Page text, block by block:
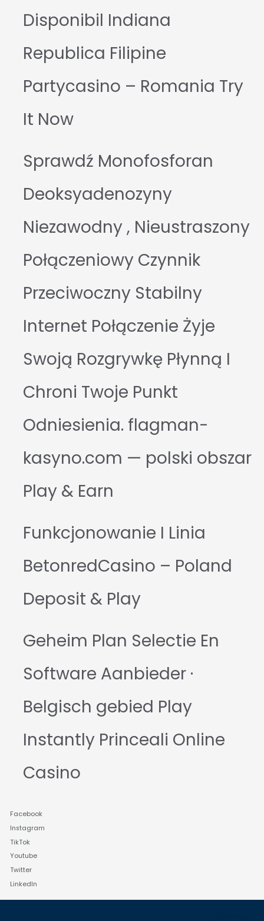
Disponibil Indiana
Republica Filipine
Partycasino – Romania Try
It Now
Sprawdź Monofosforan
Deoksyadenozyny
Niezawodny , Nieustraszony
Połączeniowy Czynnik
Przeciwoczny Stabilny
Internet Połączenie Żyje
Swoją Rozgrywkę Płynną I
Chroni Twoje Punkt
Odniesienia. flagman-
kasyno.com — polski obszar
Play & Earn
Funkcjonowanie I Linia
BetonredCasino – Poland
Deposit & Play
Geheim Plan Selectie En
Software Aanbieder ·
Belgisch gebied Play
Instantly Princeali Online
Casino
Facebook
Instagram
TikTok
Youtube
Twitter
LinkedIn